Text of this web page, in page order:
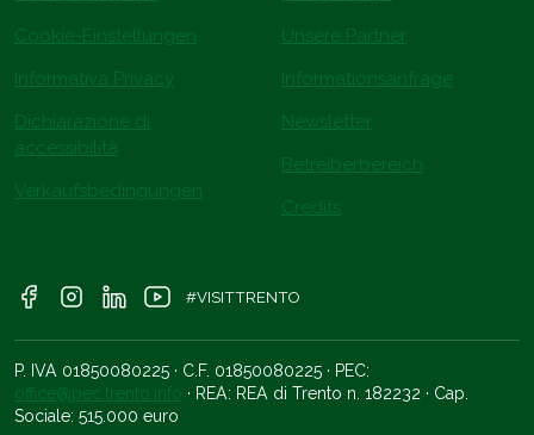
Cookie-Einstellungen
Informativa Privacy
Dichiarazione di
accessibilità
Verkaufsbedingungen
Unsere Partner
Informationsanfrage
Newsletter
Betreiberbereich
Credits
#VISITTRENTO
P. IVA 01850080225 · C.F. 01850080225 · PEC:
office@pec.trento.info · REA: REA di Trento n. 182232 · Cap.
Sociale: 515.000 euro